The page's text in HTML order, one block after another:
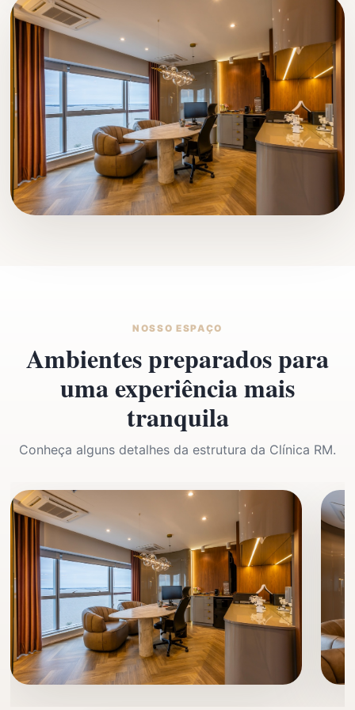
NOSSO ESPAÇO
Ambientes preparados para
uma experiência mais
tranquila
Conheça alguns detalhes da estrutura da Clínica RM.